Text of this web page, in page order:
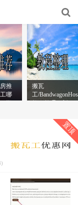
推
哪
搬瓦
工/
置顶
)